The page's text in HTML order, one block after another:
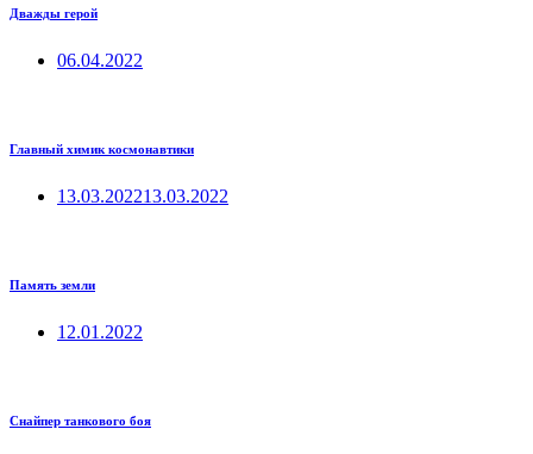
Дважды герой
06.04.2022
Главный химик космонавтики
13.03.202213.03.2022
Память земли
12.01.2022
Снайпер танкового боя